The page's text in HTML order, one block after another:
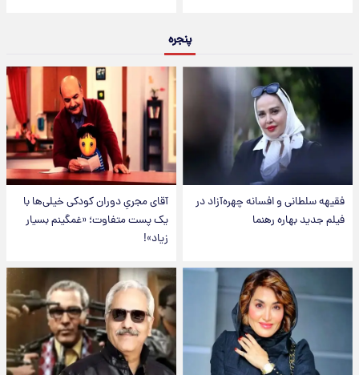
پنجره
فقیهه سلطانی و افسانه چهره‌آزاد در
فیلم جدید بهاره رهنما
آقای مجریِ دوران کودکی خیلی‌ها با
یک پست متفاوت؛ «غمگینم بسیار
زیاد»!